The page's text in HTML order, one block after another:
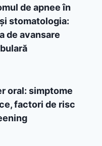
de apnee în
stomatologia:
de avansare
oral: simptome
factori de risc